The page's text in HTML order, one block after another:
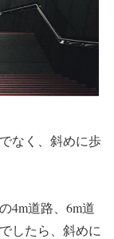
なく、斜めに歩
4m道路、6m道
したら、斜めに